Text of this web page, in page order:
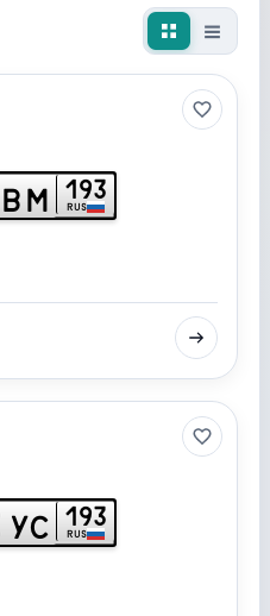
ВМ 193
RUS
УС 193
RUS